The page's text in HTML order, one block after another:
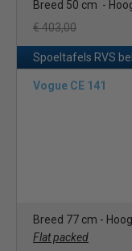
Breed 50 cm -
€ 403,00
Spoeltafels RVS
Vogue CE 141
Breed 77 cm -
Flat packed